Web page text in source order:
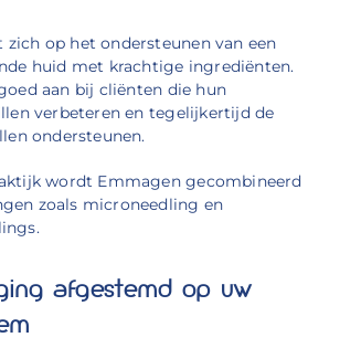
op het ondersteunen van een
huid met krachtige ingrediënten.
aan bij cliënten die hun
verbeteren en tegelijkertijd de
ondersteunen.
wordt Emmagen gecombineerd
zoals microneedling en
afgestemd op uw